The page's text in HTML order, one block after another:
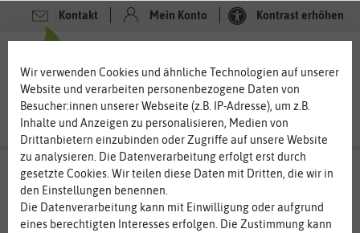
Kontakt Mein Konto Kontrast erhöhen
-80%
Wir verwenden Cookies und ähnliche Technologien auf unserer
Website und verarbeiten personenbezogene Daten von
Besucher:innen unserer Webseite (z.B. IP-Adresse), um z.B.
Inhalte und Anzeigen zu personalisieren, Medien von
Drittanbietern einzubinden oder Zugriffe auf unsere Website
zu analysieren. Die Datenverarbeitung erfolgt erst durch
gesetzte Cookies. Wir teilen diese Daten mit Dritten, die wir in
den Einstellungen benennen.
Die Datenverarbeitung kann mit Einwilligung oder aufgrund
eines berechtigten Interesses erfolgen. Die Zustimmung kann